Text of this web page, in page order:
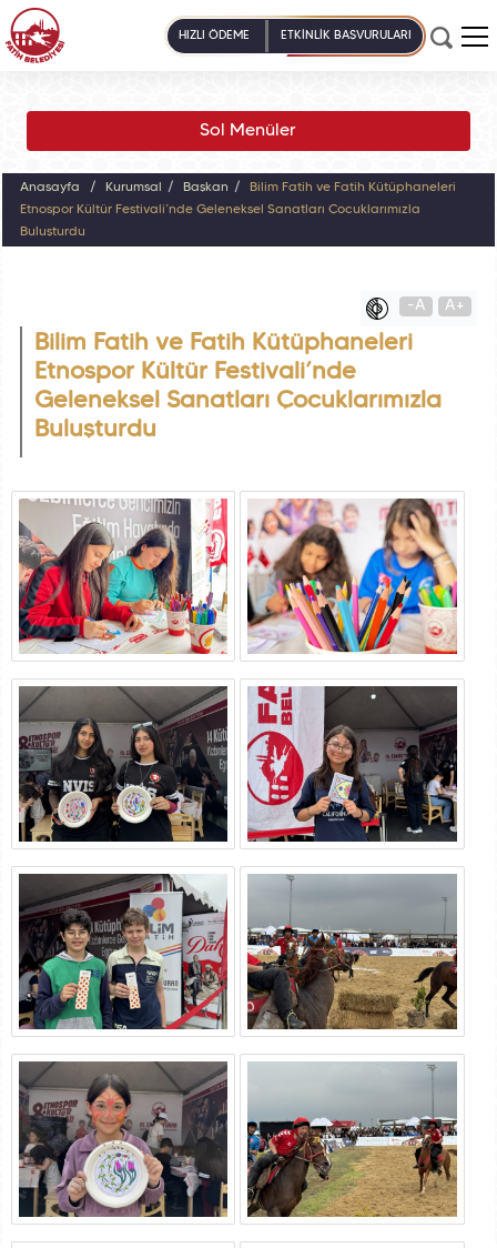
HIZLI ÖDEME ETKİNLİK BAŞVURULARI
Sol Menüler
Anasayfa Kurumsal Başkan
Bilim Fatih ve Fatih Kütüphaneleri
Etnospor Kültür Festivali’nde Geleneksel Sanatları Çocuklarımızla
Buluşturdu
-A A+
Bilim Fatih ve Fatih Kütüphaneleri
Etnospor Kültür Festivali’nde
Geleneksel Sanatları Çocuklarımızla
Buluşturdu